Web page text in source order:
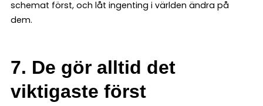
schemat först, och låt ingenting i världen ändra på
dem.
7. De gör alltid det
viktigaste först